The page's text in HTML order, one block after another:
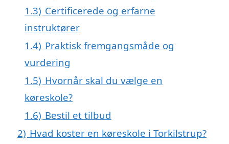
1.3) Certificerede og erfarne
instruktører
1.4) Praktisk fremgangsmåde og
vurdering
1.5) Hvornår skal du vælge en
køreskole?
1.6) Bestil et tilbud
2) Hvad koster en køreskole i Torkilstrup?